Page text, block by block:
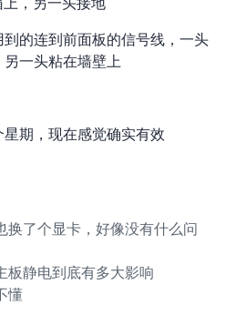
上，另一头接地
的连到前面板的信号线，一头
一头粘在墙壁上
期，现在感觉确实有效
换了个显卡，好像没有什么问
板静电到底有多大影响
懂